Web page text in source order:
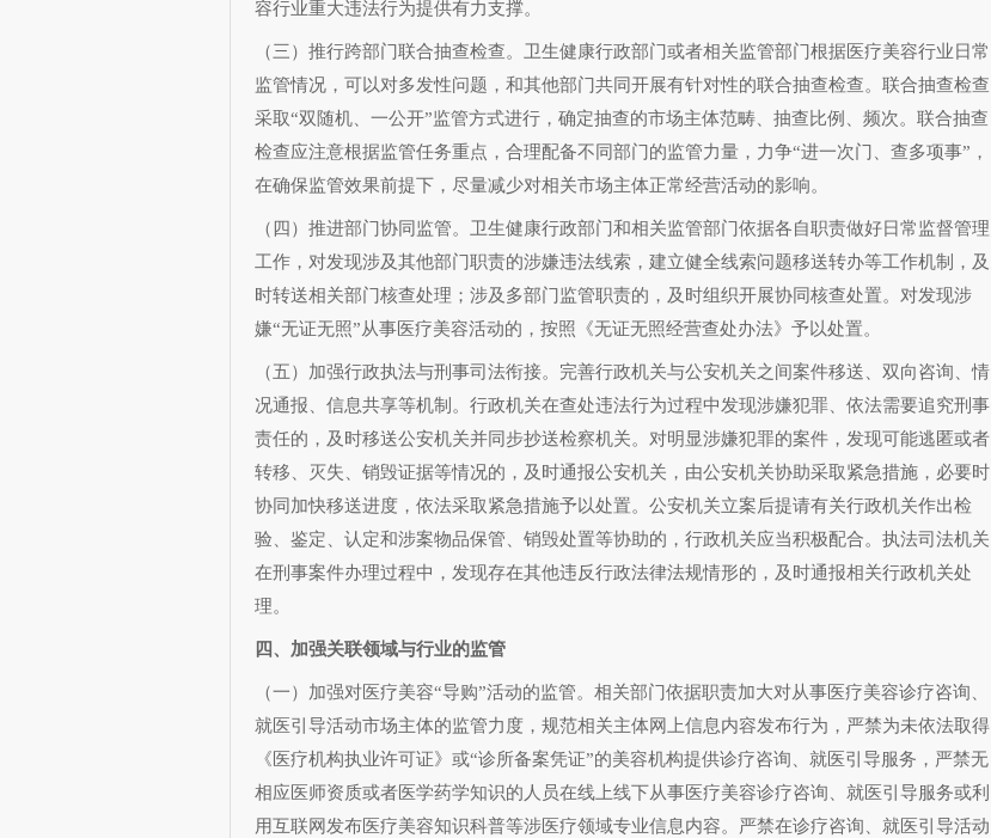
容行业重大违法行为提供有力支撑。
（三）推行跨部门联合抽查检查。卫生健康行政部门或者相关监管部门根据医疗美容行业日常
监管情况，可以对多发性问题，和其他部门共同开展有针对性的联合抽查检查。联合抽查检查
采取“双随机、一公开”监管方式进行，确定抽查的市场主体范畴、抽查比例、频次。联合抽查
检查应注意根据监管任务重点，合理配备不同部门的监管力量，力争“进一次门、查多项事”，
在确保监管效果前提下，尽量减少对相关市场主体正常经营活动的影响。
（四）推进部门协同监管。卫生健康行政部门和相关监管部门依据各自职责做好日常监督管理
工作，对发现涉及其他部门职责的涉嫌违法线索，建立健全线索问题移送转办等工作机制，及
时转送相关部门核查处理；涉及多部门监管职责的，及时组织开展协同核查处置。对发现涉
嫌“无证无照”从事医疗美容活动的，按照《无证无照经营查处办法》予以处置。
（五）加强行政执法与刑事司法衔接。完善行政机关与公安机关之间案件移送、双向咨询、情
况通报、信息共享等机制。行政机关在查处违法行为过程中发现涉嫌犯罪、依法需要追究刑事
责任的，及时移送公安机关并同步抄送检察机关。对明显涉嫌犯罪的案件，发现可能逃匿或者
转移、灭失、销毁证据等情况的，及时通报公安机关，由公安机关协助采取紧急措施，必要时
协同加快移送进度，依法采取紧急措施予以处置。公安机关立案后提请有关行政机关作出检
验、鉴定、认定和涉案物品保管、销毁处置等协助的，行政机关应当积极配合。执法司法机关
在刑事案件办理过程中，发现存在其他违反行政法律法规情形的，及时通报相关行政机关处
理。
四、加强关联领域与行业的监管
（一）加强对医疗美容“导购”活动的监管。相关部门依据职责加大对从事医疗美容诊疗咨询、
就医引导活动市场主体的监管力度，规范相关主体网上信息内容发布行为，严禁为未依法取得
《医疗机构执业许可证》或“诊所备案凭证”的美容机构提供诊疗咨询、就医引导服务，严禁无
相应医师资质或者医学药学知识的人员在线上线下从事医疗美容诊疗咨询、就医引导服务或利
用互联网发布医疗美容知识科普等涉医疗领域专业信息内容。严禁在诊疗咨询、就医引导活动